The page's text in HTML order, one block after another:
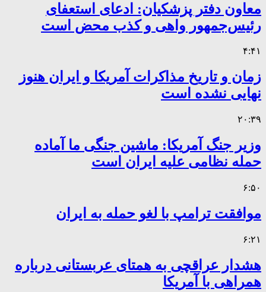
معاون دفتر پزشکیان: ادعای استعفای
رئیس‌جمهور واهی و کذب محض است
۴:۴۱
زمان و تاریخ مذاکرات آمریکا و ایران هنوز
نهایی نشده است
۲۰:۳۹
وزیر جنگ آمریکا: ماشین جنگی ما آماده
حمله نظامی علیه ایران است
۶:۵۰
موافقت ترامپ با لغو حمله به ایران
۶:۲۱
هشدار عراقچی به همتای عربستانی درباره
همراهی با آمریکا